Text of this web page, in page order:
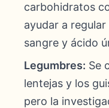
carbohidratos
ayudar a
sangre y ácido
Legumbres: Se
lentejas y los
pero la